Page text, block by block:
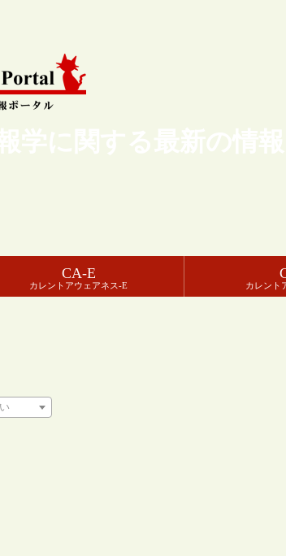
学に関する最新の情
CA-E
カレントアウェアネス-E カレント